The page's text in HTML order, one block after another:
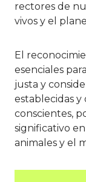
rectores de
vivos y el
El
esenciales
justa y
establecidas
conscientes,
significativo
animales y el